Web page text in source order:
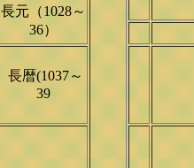
長元（1028～
36）
長暦(1037～
39